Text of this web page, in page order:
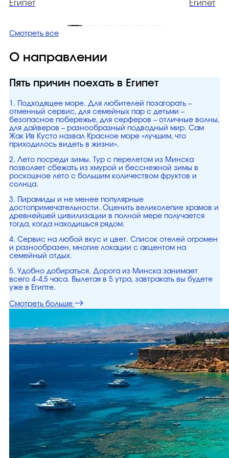
Египет Египет
Смотреть все
О направлении
Пять причин поехать в Египет
1. Подходящее море. Для любителей позагорать –
отменный сервис, для семейных пар с детьми –
безопасное побережье, для серферов – отличные волны,
для дайверов – разнообразный подводный мир. Сам
Жак Ив Кусто назвал Красное море «лучшим, что
приходилось видеть в жизни».
2. Лето посреди зимы. Тур с перелетом из Минска
позволяет сбежать из хмурой и бесснежной зимы в
роскошное лето с большим количеством фруктов и
солнца.
3. Пирамиды и не менее популярные
достопримечательности. Оценить великолепие храмов и
древнейшей цивилизации в полной мере получается
тогда, когда находишься рядом.
4. Сервис на любой вкус и цвет. Список отелей огромен
и разнообразен, многие локации с акцентом на
семейный отдых.
5. Удобно добираться. Дорога из Минска занимает
всего 4-4,5 часа. Вылетая в 5 утра, завтракать вы будете
уже в Египте.
Смотреть больше